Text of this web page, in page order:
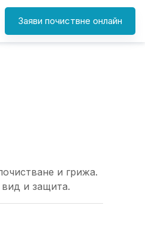
Заяви почиствне онлайн
и грижа.
и защита.